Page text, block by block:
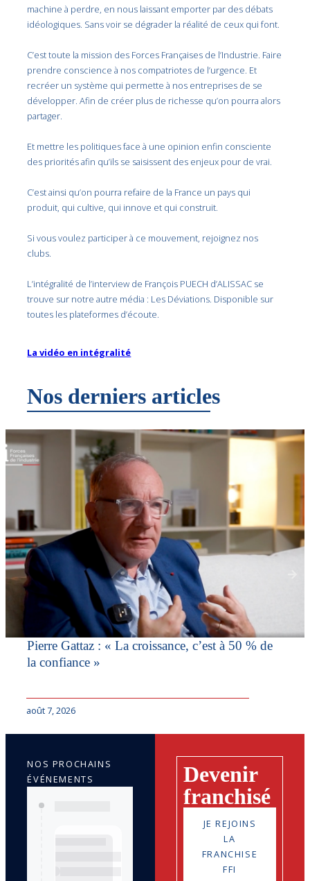
machine à perdre, en nous laissant emporter par des débats
idéologiques. Sans voir se dégrader la réalité de ceux qui font.
C’est toute la mission des Forces Françaises de l’Industrie. Faire
prendre conscience à nos compatriotes de l’urgence. Et
recréer un système qui permette à nos entreprises de se
développer. Afin de créer plus de richesse qu’on pourra alors
partager.
Et mettre les politiques face à une opinion enfin consciente
des priorités afin qu’ils se saisissent des enjeux pour de vrai.
C’est ainsi qu’on pourra refaire de la France un pays qui
produit, qui cultive, qui innove et qui construit.
Si vous voulez participer à ce mouvement, rejoignez nos
clubs.
L’intégralité de l’interview de François PUECH d’ALISSAC se
trouve sur notre autre média : Les Déviations. Disponible sur
toutes les plateformes d’écoute.
La vidéo en intégralité
Nos derniers articles
Pierre Gattaz : « La croissance, c’est à 50 % de
la confiance »
août 7, 2026
Devenir
franchisé
JE REJOINS
LA
FRANCHISE
FFI
NOS PROCHAINS
ÉVÉNEMENTS